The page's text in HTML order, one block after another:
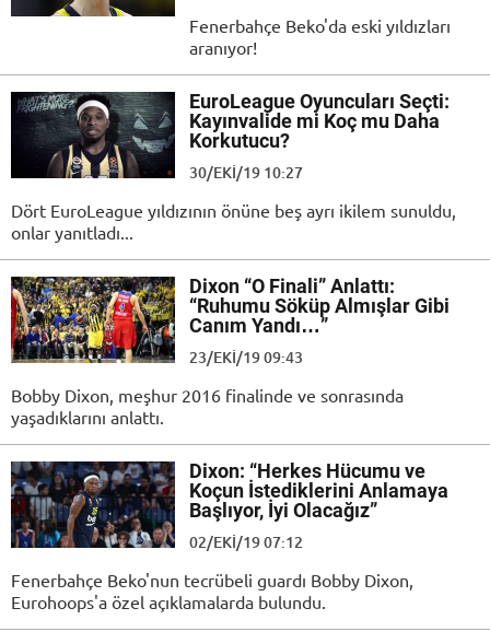
Fenerbahçe Beko'da eski yıldızları
aranıyor!
EuroLeague Oyuncuları Seçti:
Kayınvalide mi Koç mu Daha
Korkutucu?
30/EKI/19 10:27
Dört EuroLeague yıldızının önüne beş ayrı ikilem sunuldu,
onlar yanıtladı...
Dixon “O Finali” Anlattı:
“Ruhumu Söküp Almışlar Gibi
Canım Yandı…”
23/EKI/19 09:43
Bobby Dixon, meşhur 2016 finalinde ve sonrasında
yaşadıklarını anlattı.
Dixon: “Herkes Hücumu ve
Koçun İstediklerini Anlamaya
Başlıyor, İyi Olacağız”
02/EKI/19 07:12
Fenerbahçe Beko'nun tecrübeli guardı Bobby Dixon,
Eurohoops'a özel açıklamalarda bulundu.